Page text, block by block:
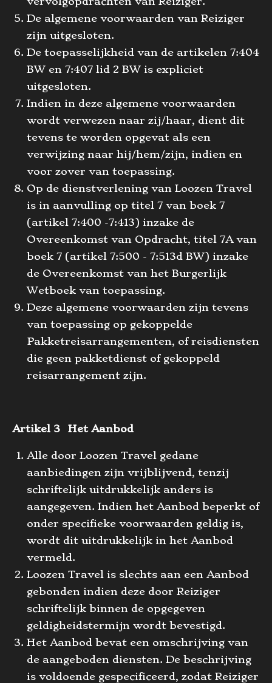
De algemene voorwaarden van Reiziger
zijn uitgesloten.
De toepasselijkheid van de artikelen 7:404
BW en 7:407 lid 2 BW is expliciet
uitgesloten.
Indien in deze algemene voorwaarden
wordt verwezen naar zij/haar, dient dit
tevens te worden opgevat als een
verwijzing naar hij/hem/zijn, indien en
voor zover van toepassing.
Op de dienstverlening van Loozen Travel
is in aanvulling op titel 7 van boek 7
(artikel 7:400 -7:413) inzake de
Overeenkomst van Opdracht, titel 7A van
boek 7 (artikel 7:500 - 7:513d BW) inzake
de Overeenkomst van het Burgerlijk
Wetboek van toepassing.
Deze algemene voorwaarden zijn tevens
van toepassing op gekoppelde
Pakketreisarrangementen, of reisdiensten
die geen pakketdienst of gekoppeld
reisarrangement zijn.
Artikel 3 Het Aanbod
Alle door Loozen Travel gedane
aanbiedingen zijn vrijblijvend, tenzij
schriftelijk uitdrukkelijk anders is
aangegeven. Indien het Aanbod beperkt of
onder specifieke voorwaarden geldig is,
wordt dit uitdrukkelijk in het Aanbod
vermeld.
Loozen Travel is slechts aan een Aanbod
gebonden indien deze door Reiziger
schriftelijk binnen de opgegeven
geldigheidstermijn wordt bevestigd.
Het Aanbod bevat een omschrijving van
de aangeboden diensten. De beschrijving
is voldoende gespecificeerd, zodat Reiziger